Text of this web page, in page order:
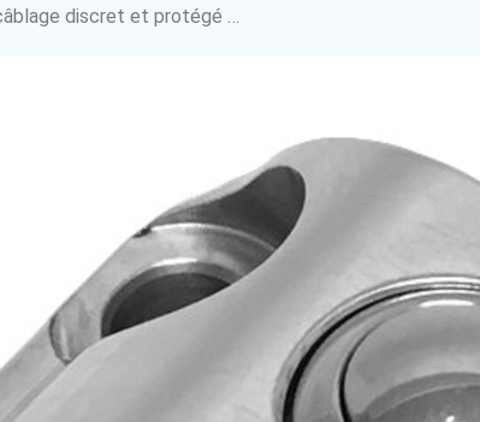
discret et protégé …